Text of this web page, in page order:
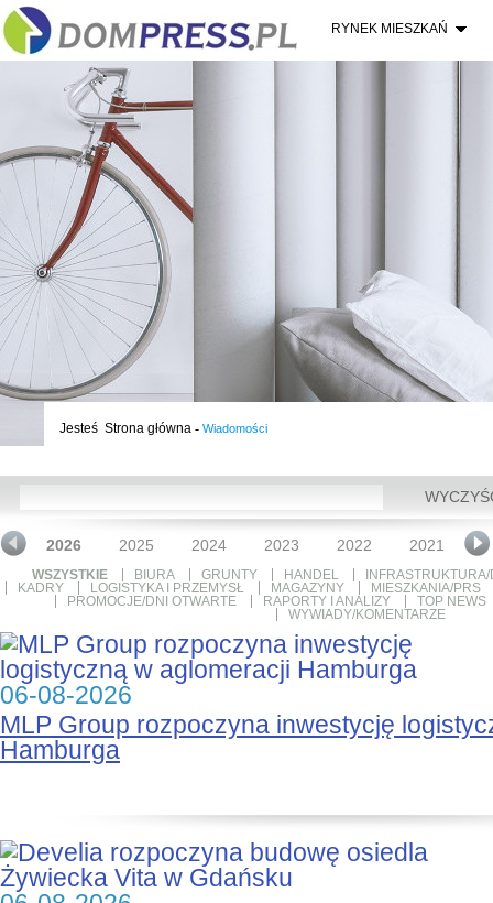
RYNEK MIESZKAŃ
Jesteś Strona główna - Wiadomości
2026 2025 2024 2023 2022 2021
WSZYSTKIE BIURA GRUNTY HANDEL
KADRY
LOGISTYKA I PRZEMYSŁ MAGAZYNY
MIESZKANIA/PRS
PROMOCJE/DNI OTWARTE
RAPORTY I ANALIZY
TOP NEWS
WYWIADY/KOMENTARZE
06-08-2026
MLP Group rozpoczyna inwestycję
Hamburga